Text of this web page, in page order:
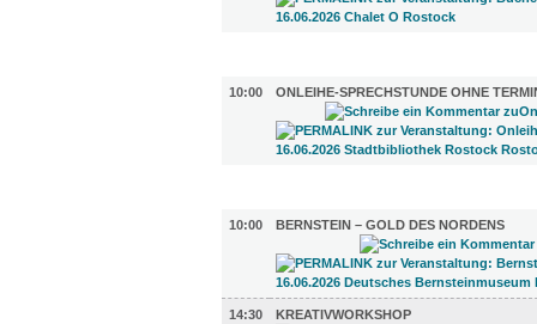
10:00
ONLEIHE-SPRECHSTUNDE OHNE
10:00
BERNSTEIN – GOLD DES NORDENS
14:30 KREATIVWORKSHOP